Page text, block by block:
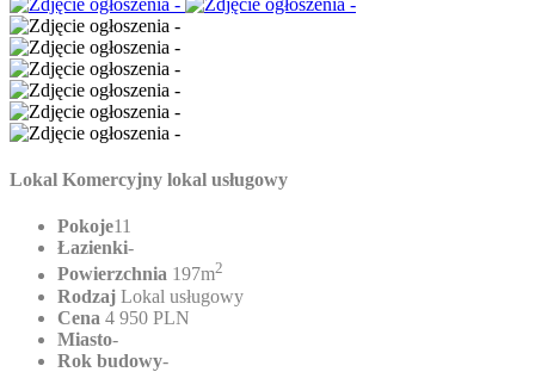
Lokal Komercyjny lokal usługowy
Pokoje11
Łazienki-
Powierzchnia 197m2
Rodzaj Lokal usługowy
Cena 4 950 PLN
Miasto-
Rok budowy-